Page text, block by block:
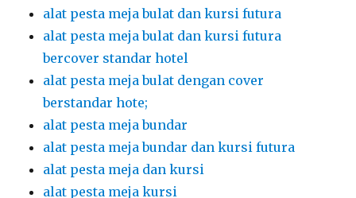
alat pesta meja bulat dan kursi futura
alat pesta meja bulat dan kursi futura
bercover standar hotel
alat pesta meja bulat dengan cover
berstandar hote;
alat pesta meja bundar
alat pesta meja bundar dan kursi futura
alat pesta meja dan kursi
alat pesta meja kursi